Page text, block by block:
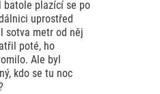
batole plazící se po
uprostřed
sotva metr od něj
poté, ho
Ale byl
kdo se tu noc